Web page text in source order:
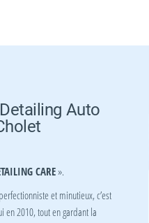
Auto
CARE».
et minutieux, c’est
2010, tout en gardant la